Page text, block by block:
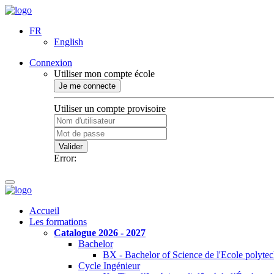
FR
English
Connexion
Utiliser mon compte école
Je me connecte
Utiliser un compte provisoire
Valider
Error:
Accueil
Les formations
Catalogue 2026 - 2027
Bachelor
BX - Bachelor of Science de l'Ecole
Cycle Ingénieur